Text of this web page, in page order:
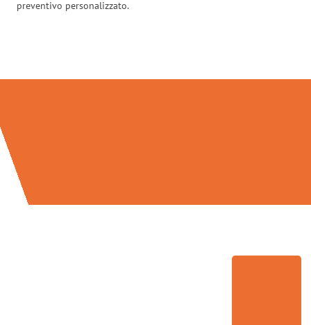
preventivo personalizzato.